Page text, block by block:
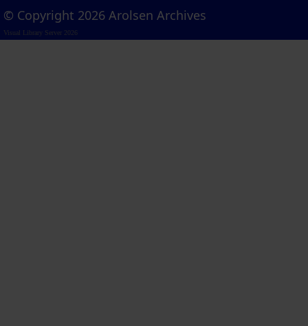
© Copyright 2026 Arolsen Archives
Visual Library Server 2026